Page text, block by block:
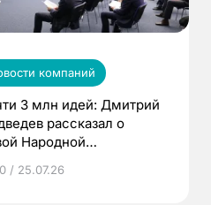
компаний
3 млн идей: Дмитрий
рассказал о
Народной
/ 25.07.26